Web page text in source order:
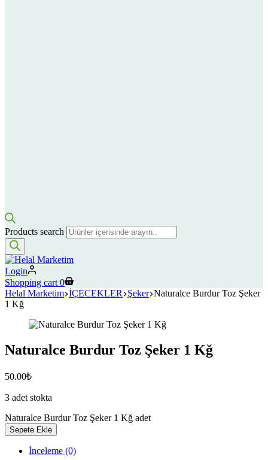
Products search
Login
Shopping cart 0
Helal Marketim İÇECEKLER Şeker Naturalce Burdur Toz Şeker
1 Kğ
Naturalce Burdur Toz Şeker 1 Kğ
50.00₺
3 adet stokta
Naturalce Burdur Toz Şeker 1 Kğ adet
Sepete Ekle
İnceleme (0)